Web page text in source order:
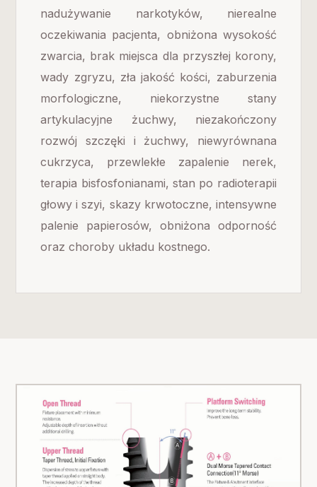
nadużywanie narkotyków, nierealne
oczekiwania pacjenta, obniżona wysokość
zwarcia, brak miejsca dla przyszłej korony,
wady zgryzu, zła jakość kości, zaburzenia
morfologiczne, niekorzystne stany
artykulacyjne żuchwy, niezakończony
rozwój szczęki i żuchwy, niewyrównana
cukrzyca, przewlekłe zapalenie nerek,
terapia bisfosfonianami, stan po radioterapii
głowy i szyi, skazy krwotoczne, intensywne
palenie papierosów, obniżona odporność
oraz choroby układu kostnego.